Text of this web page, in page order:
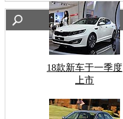
18款新车于一季度
上市